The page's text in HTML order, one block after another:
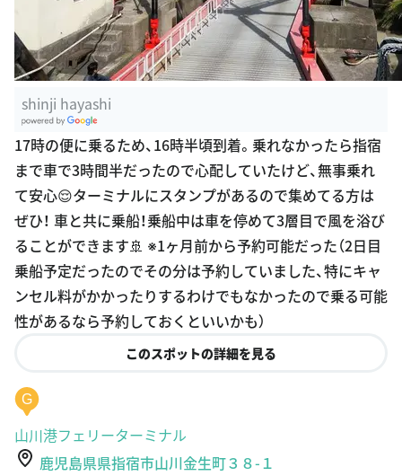
shinji hayashi
oogle Plac
es
17時の便に乗るため、16時半頃到着。乗れなかったら指宿
まで車で3時間半だったので心配していたけど、無事乗れ
て安心😌ターミナルにスタンプがあるので集めてる方は
ぜひ！ 車と共に乗船！乗船中は車を停めて3層目で風を浴び
ることができます🚢 ※1ヶ月前から予約可能だった（2日目
乗船予定だったのでその分は予約していました、特にキャ
ンセル料がかかったりするわけでもなかったので乗る可能
性があるなら予約しておくといいかも）
このスポットの詳細を見る
G
山川港フェリーターミナル
鹿児島県県指宿市山川金生町３８-１